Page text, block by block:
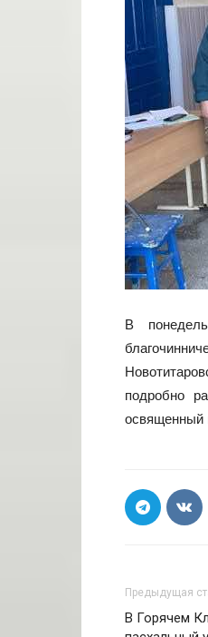
В
подробно
освященный
Предыдущая
В Горячем